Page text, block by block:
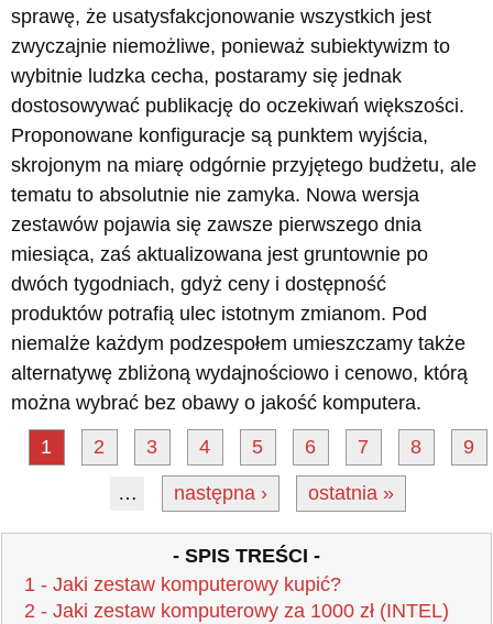
sprawę, że usatysfakcjonowanie wszystkich jest
zwyczajnie niemożliwe, ponieważ subiektywizm to
wybitnie ludzka cecha, postaramy się jednak
dostosowywać publikację do oczekiwań większości.
Proponowane konfiguracje są punktem wyjścia,
skrojonym na miarę odgórnie przyjętego budżetu, ale
tematu to absolutnie nie zamyka. Nowa wersja
zestawów pojawia się zawsze pierwszego dnia
miesiąca, zaś aktualizowana jest gruntownie po
dwóch tygodniach, gdyż ceny i dostępność
produktów potrafią ulec istotnym zmianom. Pod
niemalże każdym podzespołem umieszczamy także
alternatywę zbliżoną wydajnościowo i cenowo, którą
można wybrać bez obawy o jakość komputera.
1
2 3 4 5 6 7 8 9
… następna › ostatnia »
- SPIS TREŚCI -
1 - Jaki zestaw komputerowy kupić?
2 - Jaki zestaw komputerowy za 1000 zł (INTEL)